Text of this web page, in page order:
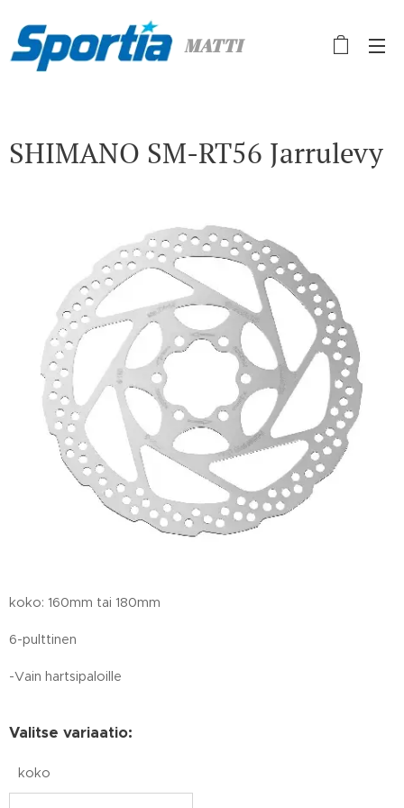
MATTI
SHIMANO SM-RT56 Jarrulevy
koko: 160mm tai 180mm
6-pulttinen
-Vain hartsipaloille
Valitse variaatio:
koko